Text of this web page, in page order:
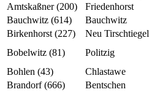
Amtskaßner (200)
Friedenhorst
Bauchwitz (614)
Bauchwitz
Birkenhorst (227)
Neu Tirschtiegel
Bobelwitz (81)
Politzig
Bohlen (43)
Chlastawe
Brandorf (666)
Bentschen